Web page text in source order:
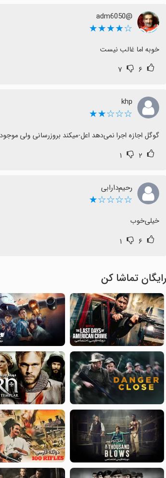
@adm6050
☆★★★★
خوبه اما غالب نیست
۶ ۷
khp
☆☆☆★★
گوگل اجازه اجرا نمی‌دهد اعل-میکند بروزرسانی ولی موجودنیست اجرا نمیشود
۲ ۱
رحیم‌دارابی
☆☆☆☆★
خیلی‌خوب
۶ ۱
رایگان تماشا کن